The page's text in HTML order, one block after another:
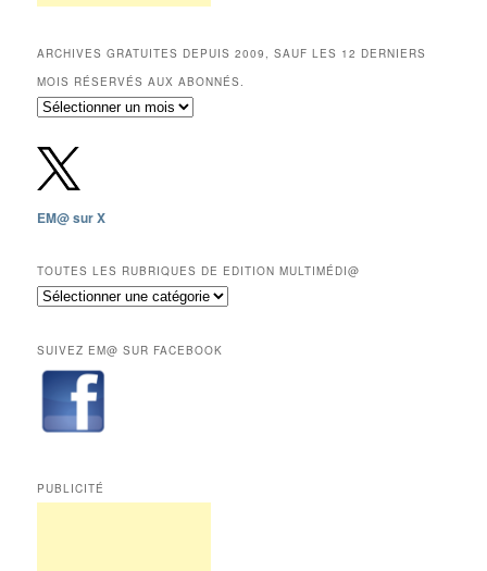
ARCHIVES GRATUITES DEPUIS 2009, SAUF LES 12 DERNIERS
MOIS RÉSERVÉS AUX ABONNÉS.
Archives
depuis
2009,
sauf
les
mois
réservés
aux
EM@ sur X
TOUTES LES RUBRIQUES DE EDITION MULTIMÉDI@
Toutes
de
Edition
Multimédi@
SUIVEZ EM@ SUR FACEBOOK
PUBLICITÉ